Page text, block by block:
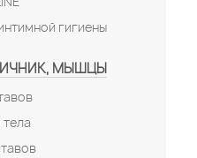
гигиены
МЫШЦЫ